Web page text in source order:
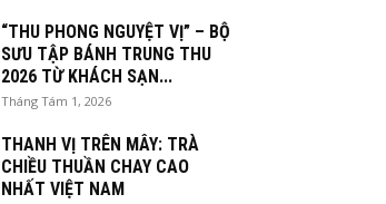
“THU PHONG NGUYỆT VỊ” – BỘ
SƯU TẬP BÁNH TRUNG THU
2026 TỪ KHÁCH SẠN...
Tháng Tám 1, 2026
THANH VỊ TRÊN MÂY: TRÀ
CHIỀU THUẦN CHAY CAO
NHẤT VIỆT NAM